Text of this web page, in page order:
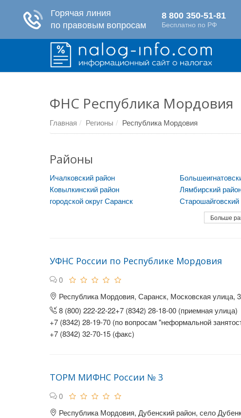
ФНС Республика Мордовия
Главная Регионы Республика Мордовия
Районы
Ичалковский район
Ковылкинский район
Лямбирский
городской округ Саранск
Старошайговский
Больше
УФНС России по Республике Мордовия
0
Республика Мордовия, Саранск, Московская улица,
8 (800) 222-22-22+7 (8342) 28-18-00 (приемная улица)
+7 (8342) 28-19-70 (по вопросам "неформальной
+7 (8342) 32-70-15 (факс)
ТОРМ МИФНС России № 3
0
Республика Мордовия, Дубенский район, село